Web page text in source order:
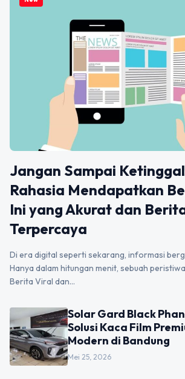
Jangan Sampai
Rahasia Mendapatkan
Ini yang Akurat dan
Terpercaya
Di era digital seperti sekarang, informasi
Hanya dalam hitungan menit, sebuah
Berita Viral dan…
Solar Gard Black
Solusi Kaca Film
Modern di Bandung
Mei 25, 2026